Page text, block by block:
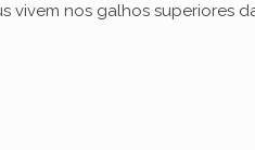
vivem nos galhos superiores